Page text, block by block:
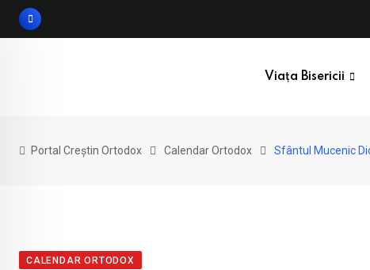
Skip
Viața Bisericii
Portal Creștin Ortodox Calendar Ortodox Sfântul Mucenic
CALENDAR ORTODOX